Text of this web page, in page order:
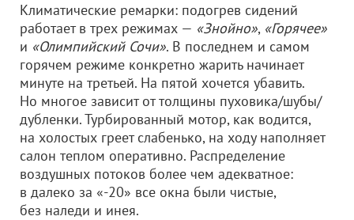
Климатические ремарки: подогрев сидений
работает в трех режимах — «Знойно», «Горячее»
и «Олимпийский Сочи». В последнем и самом
горячем режиме конкретно жарить начинает
минуте на третьей. На пятой хочется убавить.
Но многое зависит от толщины пуховика/шубы/
дубленки. Турбированный мотор, как водится,
на холостых греет слабенько, на ходу наполняет
салон теплом оперативно. Распределение
воздушных потоков более чем адекватное:
в далеко за «-20» все окна были чистые,
без наледи и инея.